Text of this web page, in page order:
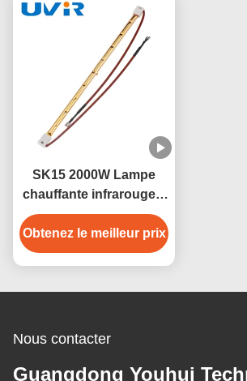
SK15 2000W Lampe
chauffante infrarouge à
quartz dorée pour
sauna
Obtenez le meilleur prix
Nous contacter
Guangdong Youhui